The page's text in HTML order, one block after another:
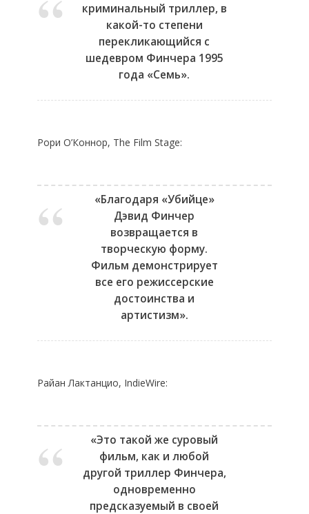
криминальный триллер, в
какой-то степени
перекликающийся с
шедевром Финчера 1995
года «Семь».
Рори О’Коннор, The Film Stage:
«Благодаря «Убийце»
Дэвид Финчер
возвращается в
творческую форму.
Фильм демонстрирует
все его режиссерские
достоинства и
артистизм».
Райан Лактанцио, IndieWire:
«Это такой же суровый
фильм, как и любой
другой триллер Финчера,
одновременно
предсказуемый в своей